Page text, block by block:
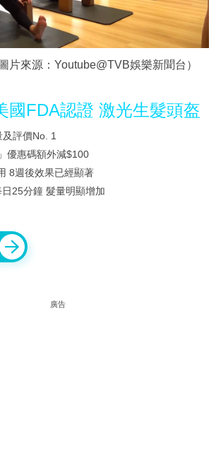
片來源：Youtube@TVB娛樂新聞台）
國FDA認證 激光生髮頭盔
評價No. 1
優惠碼額外減$100
8週後效果已經顯著
25分鐘 髮量明顯增加
廣告